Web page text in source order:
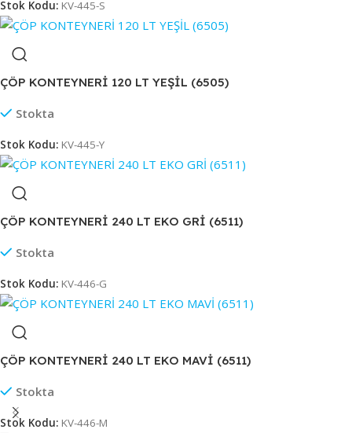
Stok Kodu: KV-445-S
ÇÖP KONTEYNERİ 120 LT YEŞİL (6505)
Stokta
Stok Kodu: KV-445-Y
ÇÖP KONTEYNERİ 240 LT EKO GRİ (6511)
Stokta
Stok Kodu: KV-446-G
ÇÖP KONTEYNERİ 240 LT EKO MAVİ (6511)
Stokta
Stok Kodu: KV-446-M